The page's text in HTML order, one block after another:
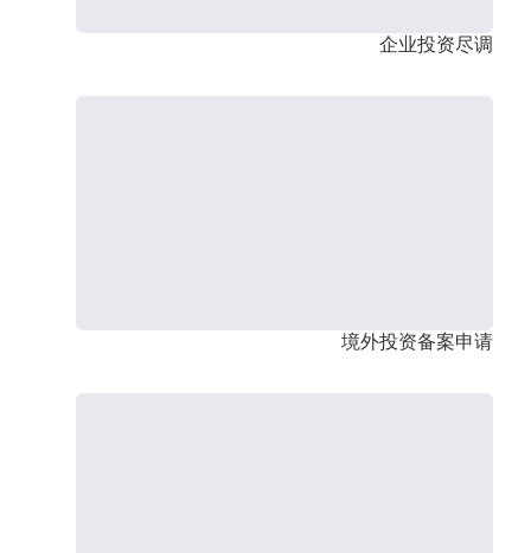
企业投资尽调
境外投资备案申请